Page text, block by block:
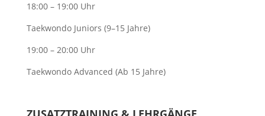
18:00 – 19:00 Uhr
Taekwondo Juniors (9–15 Jahre)
19:00 – 20:00 Uhr
Taekwondo Advanced (Ab 15 Jahre)